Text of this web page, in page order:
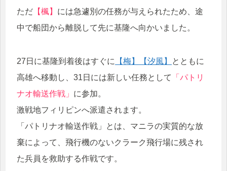
ただ 【楓】 には急遽別の任務が与えられたため、途
中で船団から離脱して先に基隆へ向かいました。
27日に基隆到着後はすぐに 【梅】 【汐風】
とともに
高雄へ移動し、31日には新しい任務として
「パトリ
ナオ輸送作戦」 に参加。
激戦地フィリピンへ派遣されます。
「パトリナオ輸送作戦」とは、マニラの実質的な放
棄によって、飛行機のないクラーク飛行場に残され
た兵員を救助する作戦です。